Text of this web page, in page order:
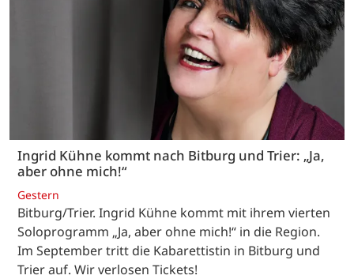
Ingrid Kühne kommt nach Bitburg und Trier: „Ja,
aber ohne mich!“
Gestern
Bitburg/Trier. Ingrid Kühne kommt mit ihrem vierten
Soloprogramm „Ja, aber ohne mich!“ in die Region.
Im September tritt die Kabarettistin in Bitburg und
Trier auf. Wir verlosen Tickets!